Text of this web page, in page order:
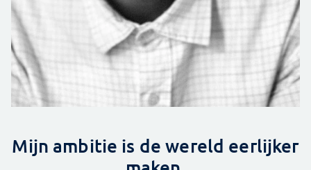
Mijn ambitie is de wereld eerlijker